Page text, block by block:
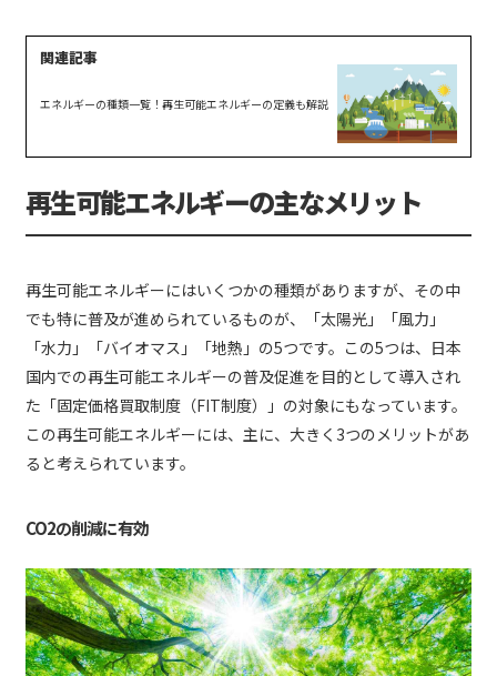
エネルギーの種類一覧！再生可能エネルギーの定義も解説
再生可能エネルギーの主なメリット
再生可能エネルギーにはいくつかの種類がありますが、その中
でも特に普及が進められているものが、「太陽光」「風力」
「水力」「バイオマス」「地熱」の5つです。この5つは、日本
国内での再生可能エネルギーの普及促進を目的として導入され
た「固定価格買取制度（FIT制度）」の対象にもなっています。
この再生可能エネルギーには、主に、大きく3つのメリットがあ
ると考えられています。
CO2の削減に有効